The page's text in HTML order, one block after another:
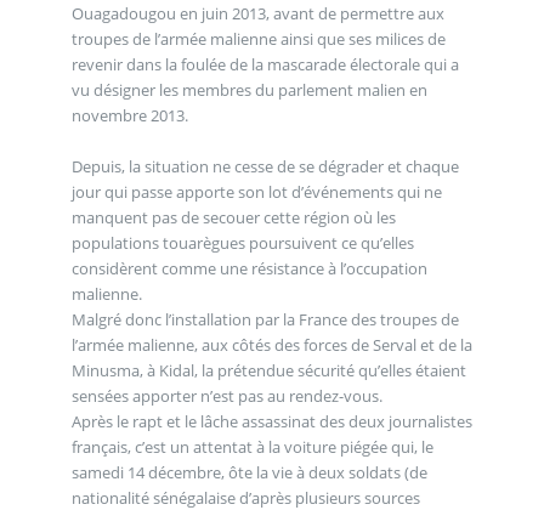
Ouagadougou en juin 2013, avant de permettre aux
troupes de l’armée malienne ainsi que ses milices de
revenir dans la foulée de la mascarade électorale qui a
vu désigner les membres du parlement malien en
novembre 2013.
Depuis, la situation ne cesse de se dégrader et chaque
jour qui passe apporte son lot d’événements qui ne
manquent pas de secouer cette région où les
populations touarègues poursuivent ce qu’elles
considèrent comme une résistance à l’occupation
malienne.
Malgré donc l’installation par la France des troupes de
l’armée malienne, aux côtés des forces de Serval et de la
Minusma, à Kidal, la prétendue sécurité qu’elles étaient
sensées apporter n’est pas au rendez-vous.
Après le rapt et le lâche assassinat des deux journalistes
français, c’est un attentat à la voiture piégée qui, le
samedi 14 décembre, ôte la vie à deux soldats (de
nationalité sénégalaise d’après plusieurs sources